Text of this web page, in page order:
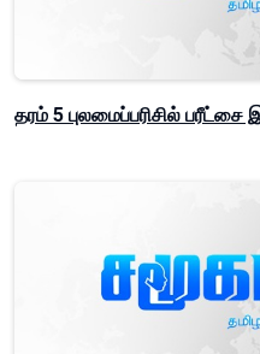
தரம் 5 புலமைப்பரிசில் பரீட்சை